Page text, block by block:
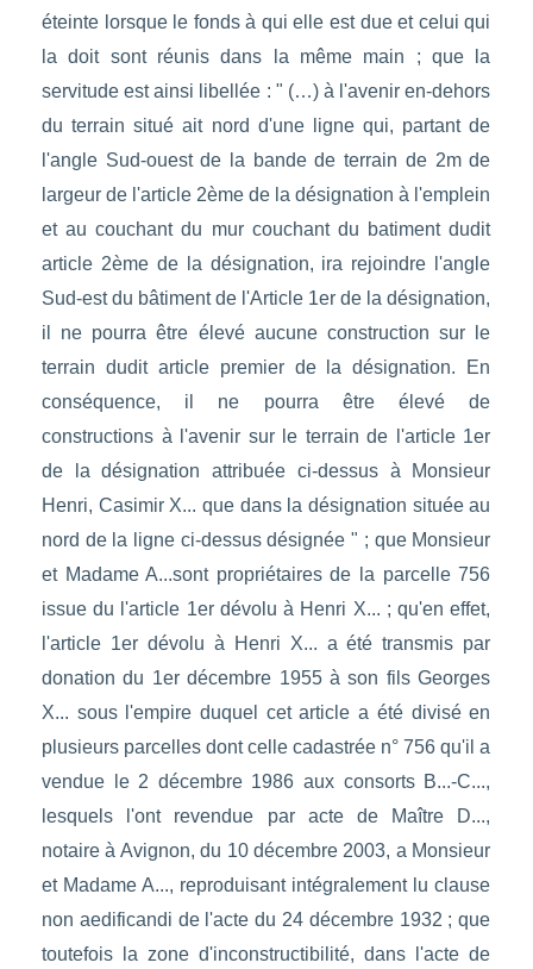
éteinte lorsque le fonds à qui elle est due et celui qui
la doit sont réunis dans la même main ; que la
servitude est ainsi libellée : " (…) à l'avenir en-dehors
du terrain situé ait nord d'une ligne qui, partant de
l'angle Sud-ouest de la bande de terrain de 2m de
largeur de l'article 2ème de la désignation à l'emplein
et au couchant du mur couchant du batiment dudit
article 2ème de la désignation, ira rejoindre l'angle
Sud-est du bâtiment de l'Article 1er de la désignation,
il ne pourra être élevé aucune construction sur le
terrain dudit article premier de la désignation. En
conséquence, il ne pourra être élevé de
constructions à l'avenir sur le terrain de l'article 1er
de la désignation attribuée ci-dessus à Monsieur
Henri, Casimir X... que dans la désignation située au
nord de la ligne ci-dessus désignée " ; que Monsieur
et Madame A...sont propriétaires de la parcelle 756
issue du l'article 1er dévolu à Henri X... ; qu'en effet,
l'article 1er dévolu à Henri X... a été transmis par
donation du 1er décembre 1955 à son fils Georges
X... sous l'empire duquel cet article a été divisé en
plusieurs parcelles dont celle cadastrée n° 756 qu'il a
vendue le 2 décembre 1986 aux consorts B...-C...,
lesquels l'ont revendue par acte de Maître D...,
notaire à Avignon, du 10 décembre 2003, a Monsieur
et Madame A..., reproduisant intégralement lu clause
non aedificandi de l'acte du 24 décembre 1932 ; que
toutefois la zone d'inconstructibilité, dans l'acte de